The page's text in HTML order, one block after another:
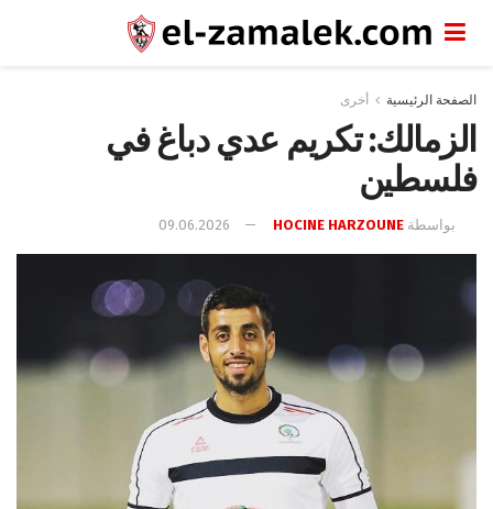
الصفحة الرئيسية أخرى
الزمالك: تكريم عدي دباغ في
فلسطين
بواسطة HOCINE HARZOUNE
09.06.2026